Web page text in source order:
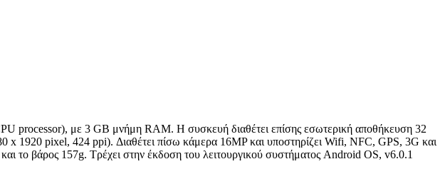
processor), με 3 GB μνήμη RAM. Η συσκευή διαθέτει επίσης εσωτερική αποθήκευση 32
1920 pixel, 424 ppi). Διαθέτει πίσω κάμερα 16MP και υποστηρίζει Wifi, NFC, GPS, 3G και
το βάρος 157g. Τρέχει στην έκδοση του λειτουργικού συστήματος Android OS, v6.0.1